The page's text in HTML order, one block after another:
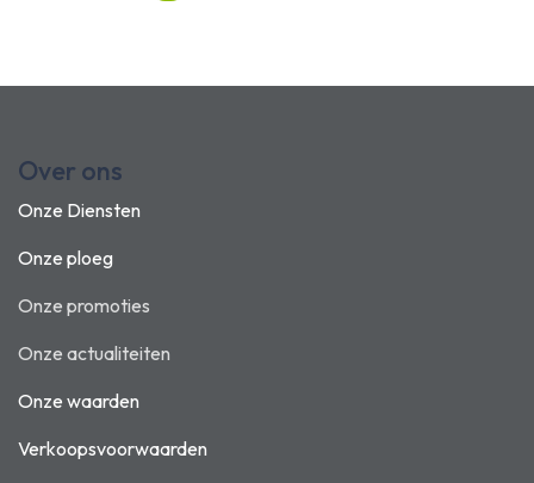
Over ons
Onze Diensten
Onze ploeg
Onze promoties
Onze actualiteiten
Onze waarden
Verkoopsvoorwaarden